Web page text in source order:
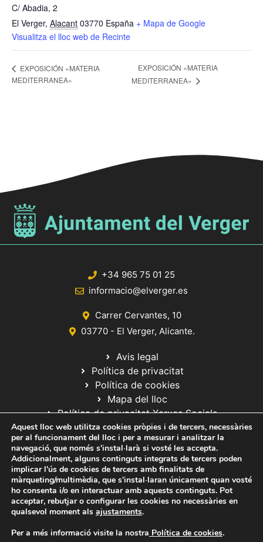
C/ Abadia, 2
El Verger, Alacant 03770 España + Mapa de Google
Visualitza el lloc web de Recinte
EXPOSICIÓN «MATERIA
MEDITERRANEA»
EXPOSICIÓN «MATERIA
MEDITERRANEA»
+34 965 75 01 25
informacio@elverger.es
Carrer Cervantes, 10
03770 - El Verger, Alicante.
Avis legal
Política de privacitat
Política de cookies
Mapa del lloc
Política de privacitat Xarxes Socials
© 2020 Web desarrollada por el Servicio de Informática de Diputación
de Alicante
Aquest lloc web utilitza cookies pròpies i de tercers, necessàries
per al funcionament del lloc i per a mesurar i analitzar la
navegació, que només s'instal·larà si vosté les accepta.
Addicionalment, alguns continguts integrats de tercers poden
implicar l'ús de cookies de tercers amb finalitats de
màrqueting/multimèdia, que s'instal·laran únicament quan vosté
ho consenta i/o en interactuar amb aquests continguts. Pot
acceptar, rebutjar o configurar les cookies no necessàries en
qualsevol moment als ajustaments.
Per a més informació visite la nostra Política de cookies.